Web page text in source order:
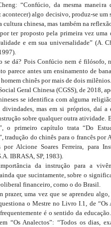
“Confúcio, da mesma maneira
acontecer) algo decisivo, produz-se
cultura chinesa, mas também na
ter proposto pela primeira vez uma
e em sua universalidade” (A.
se dá? Pois Confúcio nem é filósofo,
parece antes um ensinamento de
chinês por mais de dois milênios.
Geral Chinesa (CGSS), de 2018,
se identifica com alguma
divindades, mas em si próprios, daí a
sobre qualquer outra atividade.
o primeiro capítulo trata “Do
tradução do chinês para o francês por
por Alcione Soares Ferreira, para
IBRASA, SP, 1983).
da instrução para a
que sucintamente, sobre o
financeiro, como o do Brasil.
prazer, uma vez que se aprendeu
o Mestre no Livro I.1, de “Os
é o sentido da
“Os Analectos”: “Todos os dias,